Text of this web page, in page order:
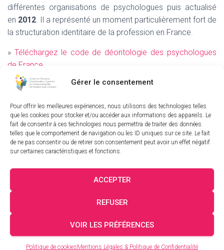
Gérer le consentement
Pour offrir les meilleures expériences, nous utilisons des technologies telles
que les cookies pour stocker et/ou accéder aux informations des appareils. Le
fait de consentir à ces technologies nous permettra de traiter des données
telles que le comportement de navigation ou les ID uniques sur ce site. Le fait
de ne pas consentir ou de retirer son consentement peut avoir un effet négatif
sur certaines caractéristiques et fonctions.
ACCEPTER
REFUSER
VOIR LES PRÉFÉRENCES
Politique de cookiesMentions Légales & Politique de Confidentialité
différentes organisations de psychologues puis actualisé
en 2012. Il a représenté un moment particulièrement fort de
la structuration identitaire de la profession en France.
» Téléchargez le code de déontologie des psychologues
de France
Mentions Légales-Politique de Cookies
Site réalisé parCB&COM
Centre TCC de Mougins Sophia Antipolis